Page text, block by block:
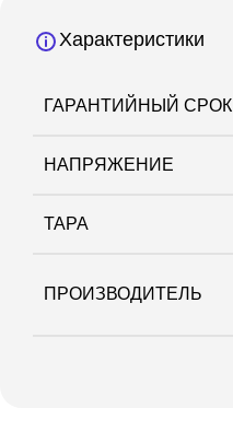
Характеристики
ГАРАНТИЙНЫЙ СРОК
НАПРЯЖЕНИЕ
ТАРА
ПРОИЗВОДИТЕЛЬ